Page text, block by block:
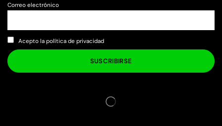
Correo electrónico
Acepto la política de privacidad